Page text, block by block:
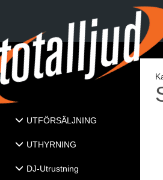
UTFÖRSÄLJNING
UTHYRNING
DJ-Utrustning